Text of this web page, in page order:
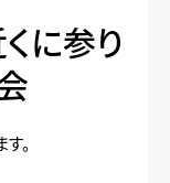
に参り
。